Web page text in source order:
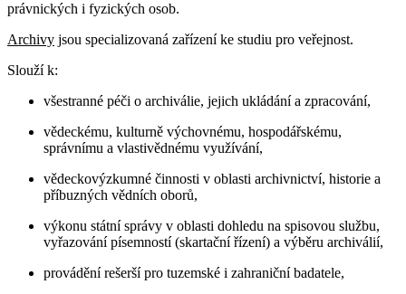
právnických i fyzických osob.
Archivy jsou specializovaná zařízení ke studiu pro veřejnost.
Slouží k:
všestranné péči o archiválie, jejich ukládání a zpracování,
vědeckému, kulturně výchovnému, hospodářskému,
správnímu a vlastivědnému využívání,
vědeckovýzkumné činnosti v oblasti archivnictví, historie a
příbuzných vědních oborů,
výkonu státní správy v oblasti dohledu na spisovou službu,
vyřazování písemností (skartační řízení) a výběru archiválií,
provádění rešerší pro tuzemské i zahraniční badatele,